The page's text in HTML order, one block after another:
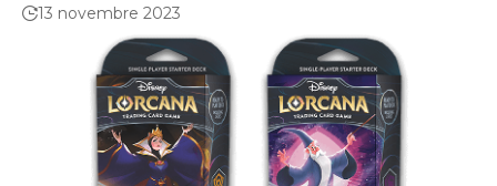
13 novembre 2023